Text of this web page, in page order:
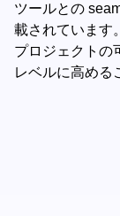
ツールとの
載されています
プロジェクトの
レベルに高める